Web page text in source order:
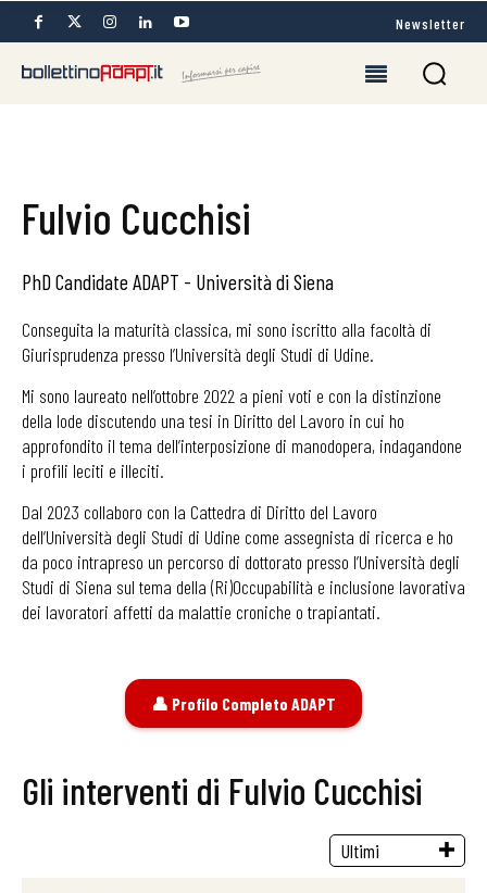
Newsletter
Fulvio Cucchisi
PhD Candidate ADAPT - Università di Siena
Conseguita la maturità classica, mi sono iscritto alla facoltà di
Giurisprudenza presso l’Università degli Studi di Udine.
Mi sono laureato nell’ottobre 2022 a pieni voti e con la distinzione
della lode discutendo una tesi in Diritto del Lavoro in cui ho
approfondito il tema dell’interposizione di manodopera, indagandone
i profili leciti e illeciti.
Dal 2023 collaboro con la Cattedra di Diritto del Lavoro
dell’Università degli Studi di Udine come assegnista di ricerca e ho
da poco intrapreso un percorso di dottorato presso l’Università degli
Studi di Siena sul tema della (Ri)Occupabilità e inclusione lavorativa
dei lavoratori affetti da malattie croniche o trapiantati.
👤 Profilo Completo ADAPT
Gli interventi di Fulvio Cucchisi